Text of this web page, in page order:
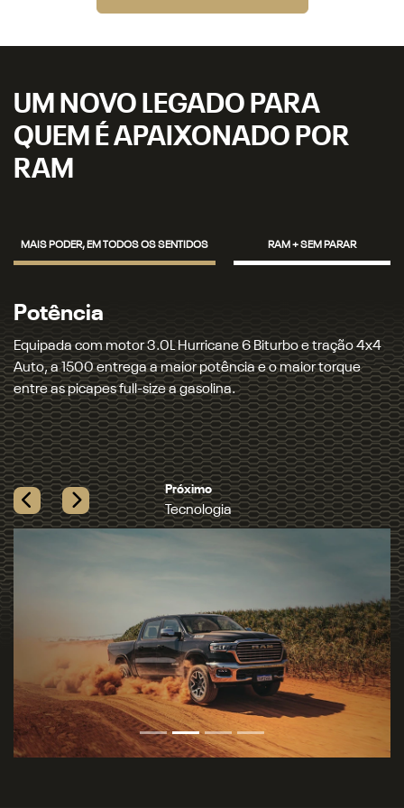
UM NOVO LEGADO PARA
QUEM É APAIXONADO POR
RAM
MAIS PODER, EM TODOS OS SENTIDOS RAM + SEM PARAR
Potência
Equipada com motor 3.0L Hurricane 6 Biturbo e tração 4x4
Auto, a 1500 entrega a maior potência e o maior torque
entre as picapes full-size a gasolina.
Previous Next
Próximo
Tecnologia